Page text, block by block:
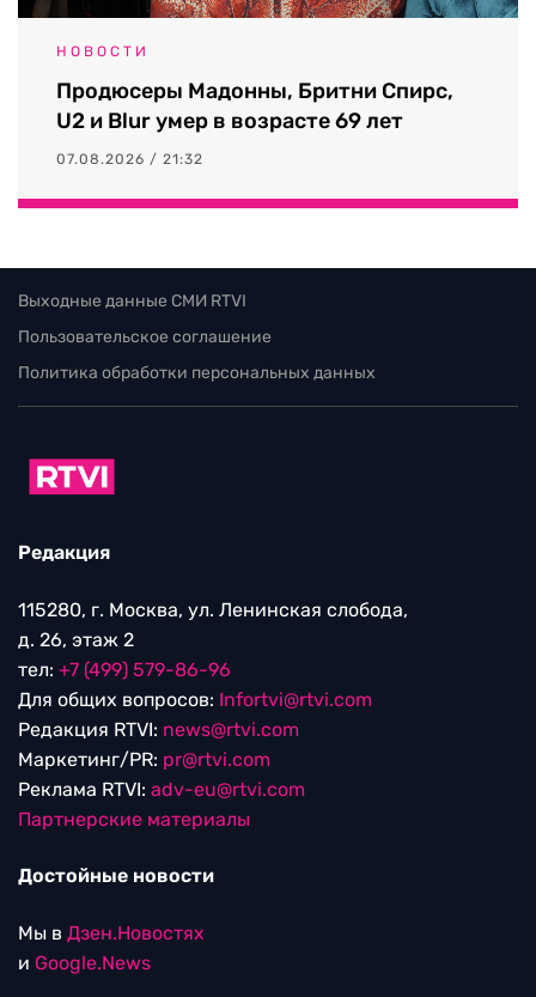
НОВОСТИ
Продюсеры Мадонны, Бритни Спирс,
U2 и Blur умер в возрасте 69 лет
07.08.2026 / 21:32
Выходные данные СМИ RTVI
Пользовательское соглашение
Политика обработки персональных данных
Редакция
115280, г. Москва, ул. Ленинская слобода,
д. 26, этаж 2
тел: +7 (499) 579-86-96
Для общих вопросов: Infortvi@rtvi.com
Редакция RTVI: news@rtvi.com
Маркетинг/PR: pr@rtvi.com
Реклама RTVI: adv-eu@rtvi.com
Партнерские материалы
Достойные новости
Мы в Дзен.Новостях
и Google.News